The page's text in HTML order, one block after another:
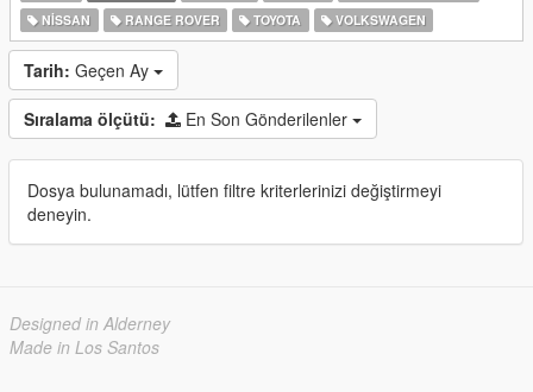
NISSAN
RANGE ROVER TOYOTA VOLKSWAGEN
Tarih: Geçen Ay
Sıralama ölçütü: En Son Gönderilenler
Dosya bulunamadı, lütfen filtre kriterlerinizi değiştirmeyi
deneyin.
Designed in Alderney
Made in Los Santos